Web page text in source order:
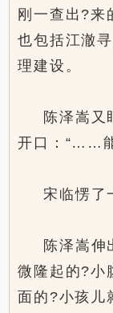
刚一查出?来
也包括江澈
理建设。
陈泽嵩又
开口：“……
宋临愣了
陈泽嵩伸
微隆起的?小
面的?小孩儿